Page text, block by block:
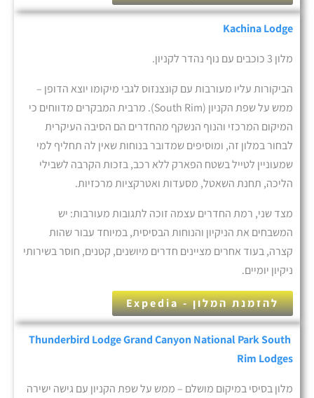
Kachina Lodge
מלון 3 כוכבים עם נוף נהדר לקניון.
הביקורות עליו מעורבות עם קונצנזוס לגבי מיקומו יוצא הדופן –
ממש על שפת הקניון (South Rim). מרבית המבקרים מדווחים כי
המיקום המרכזי והנוף הנשקף מהחדרים הם הסיבה העיקרית
לבחור במלון זה, ומוסיפים שמדובר בנוחות שאין לה תחליף למי
שמעוניין לטייל בשטח הפארק ללא רכב, בזכות הקרבה לשבילי
הליכה, תחנת השאטל, מסעדות ואטרקציות מרכזיות.
מצד שני, רמת החדרים עצמה זוכה לתגובות מעורבות: יש
המשבחים את הניקיון והנוחות הבסיסית, במיוחד עבור שהות
קצרה, בעוד אחרים מציינים חדרים מיושנים, קטנים, חוסר בשירותי
ניקיון יומיים.
להזמנת המלון - Expedia
Thunderbird Lodge Grand Canyon National Park South
Rim Lodges
מלון בסיסי במיקום מושלם – ממש על שפת הקניון עם גישה ישירה